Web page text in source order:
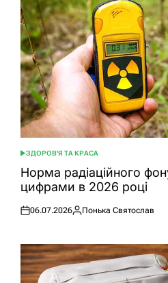
ОПУБЛІКУВАТИ
У
ЗДОРОВ'Я ТА КРАСА
Норма радіаційного
цифрами в 2026 році
Оприлюднено
06.07.2026
Опубліковано
Понька Святослав